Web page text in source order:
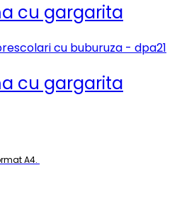
cu gargarita
cu gargarita
A4.